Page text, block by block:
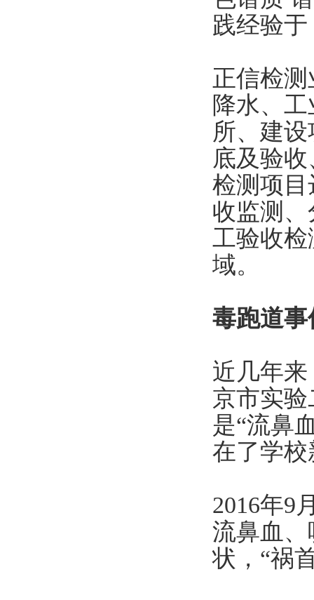
践经验
正信检
降水、
所、建
底及验
检测项
收监测
工验收
域。
毒跑道
近几年来
京市实
是“流鼻
在了学
2016年9
流鼻血
状，“祸